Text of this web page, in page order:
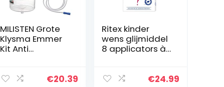
MILISTEN Grote
Klysma Emmer
Kit Anti
Klysma
€20.39
Ritex kinder
wens glijmiddel
8 applicators à
stuks)
€24.99